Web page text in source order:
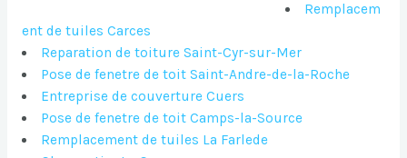
Remplacem
ent de tuiles Carces
Reparation de toiture Saint-Cyr-sur-Mer
Pose de fenetre de toit Saint-Andre-de-la-Roche
Entreprise de couverture Cuers
Pose de fenetre de toit Camps-la-Source
Remplacement de tuiles La Farlede